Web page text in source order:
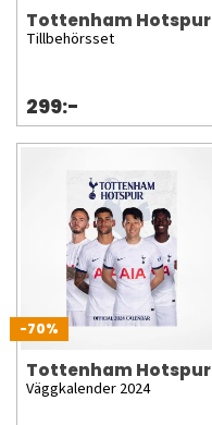
Tottenham Hotspur
Tillbehörsset
299:-
-70%
Tottenham Hotspur
Väggkalender 2024